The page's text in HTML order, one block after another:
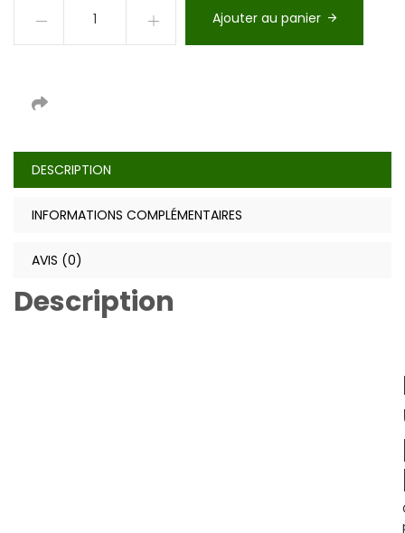
Ajouter au panier
DESCRIPTION
INFORMATIONS COMPLÉMENTAIRES
AVIS (0)
Description